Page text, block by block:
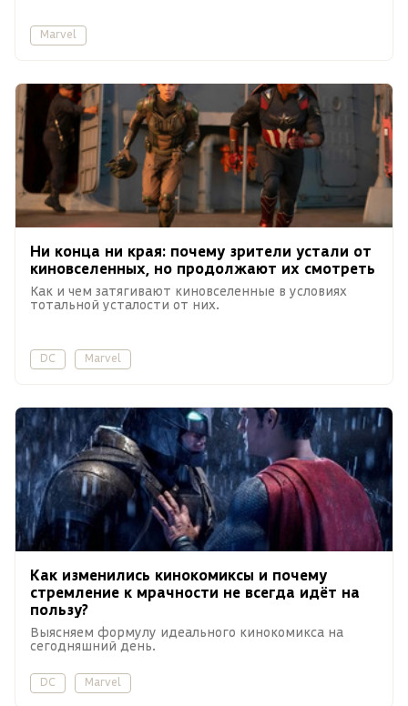
Marvel
Ни конца ни края: почему зрители устали от
киновселенных, но продолжают их смотреть
Как и чем затягивают киновселенные в условиях
тотальной усталости от них.
DC Marvel
Как изменились кинокомиксы и почему
стремление к мрачности не всегда идёт на
пользу?
Выясняем формулу идеального кинокомикса на
сегодняшний день.
DC Marvel